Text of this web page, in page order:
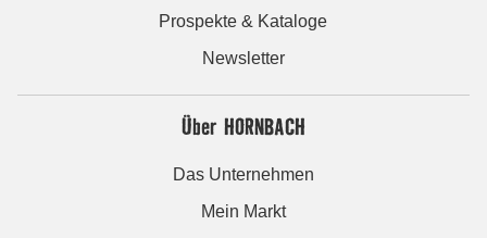
Prospekte & Kataloge
Newsletter
Über HORNBACH
Das Unternehmen
Mein Markt